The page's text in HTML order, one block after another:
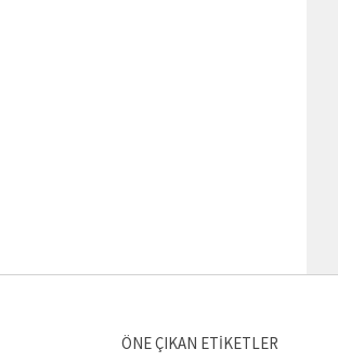
ÖNE ÇIKAN ETİKETLER